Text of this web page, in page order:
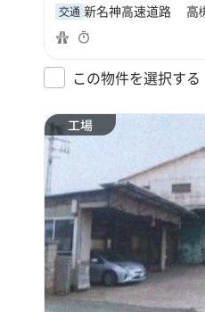
交通 新名神高速道路 高
この物件を選択する
工場